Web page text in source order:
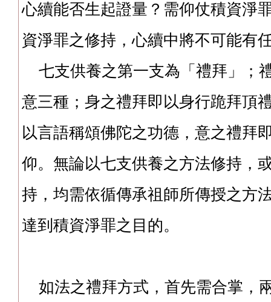
心續能否生起證量？需仰仗積資淨
資淨罪之修持，心續中將不可能有
七支供養之第一支為「禮拜」；
意三種；身之禮拜即以身行跪拜頂
以言語稱頌佛陀之功德，意之禮拜
仰。無論以七支供養之方法修持，
持，均需依循傳承祖師所傳授之方
達到積資淨罪之目的。
如法之禮拜方式，首先需合掌，